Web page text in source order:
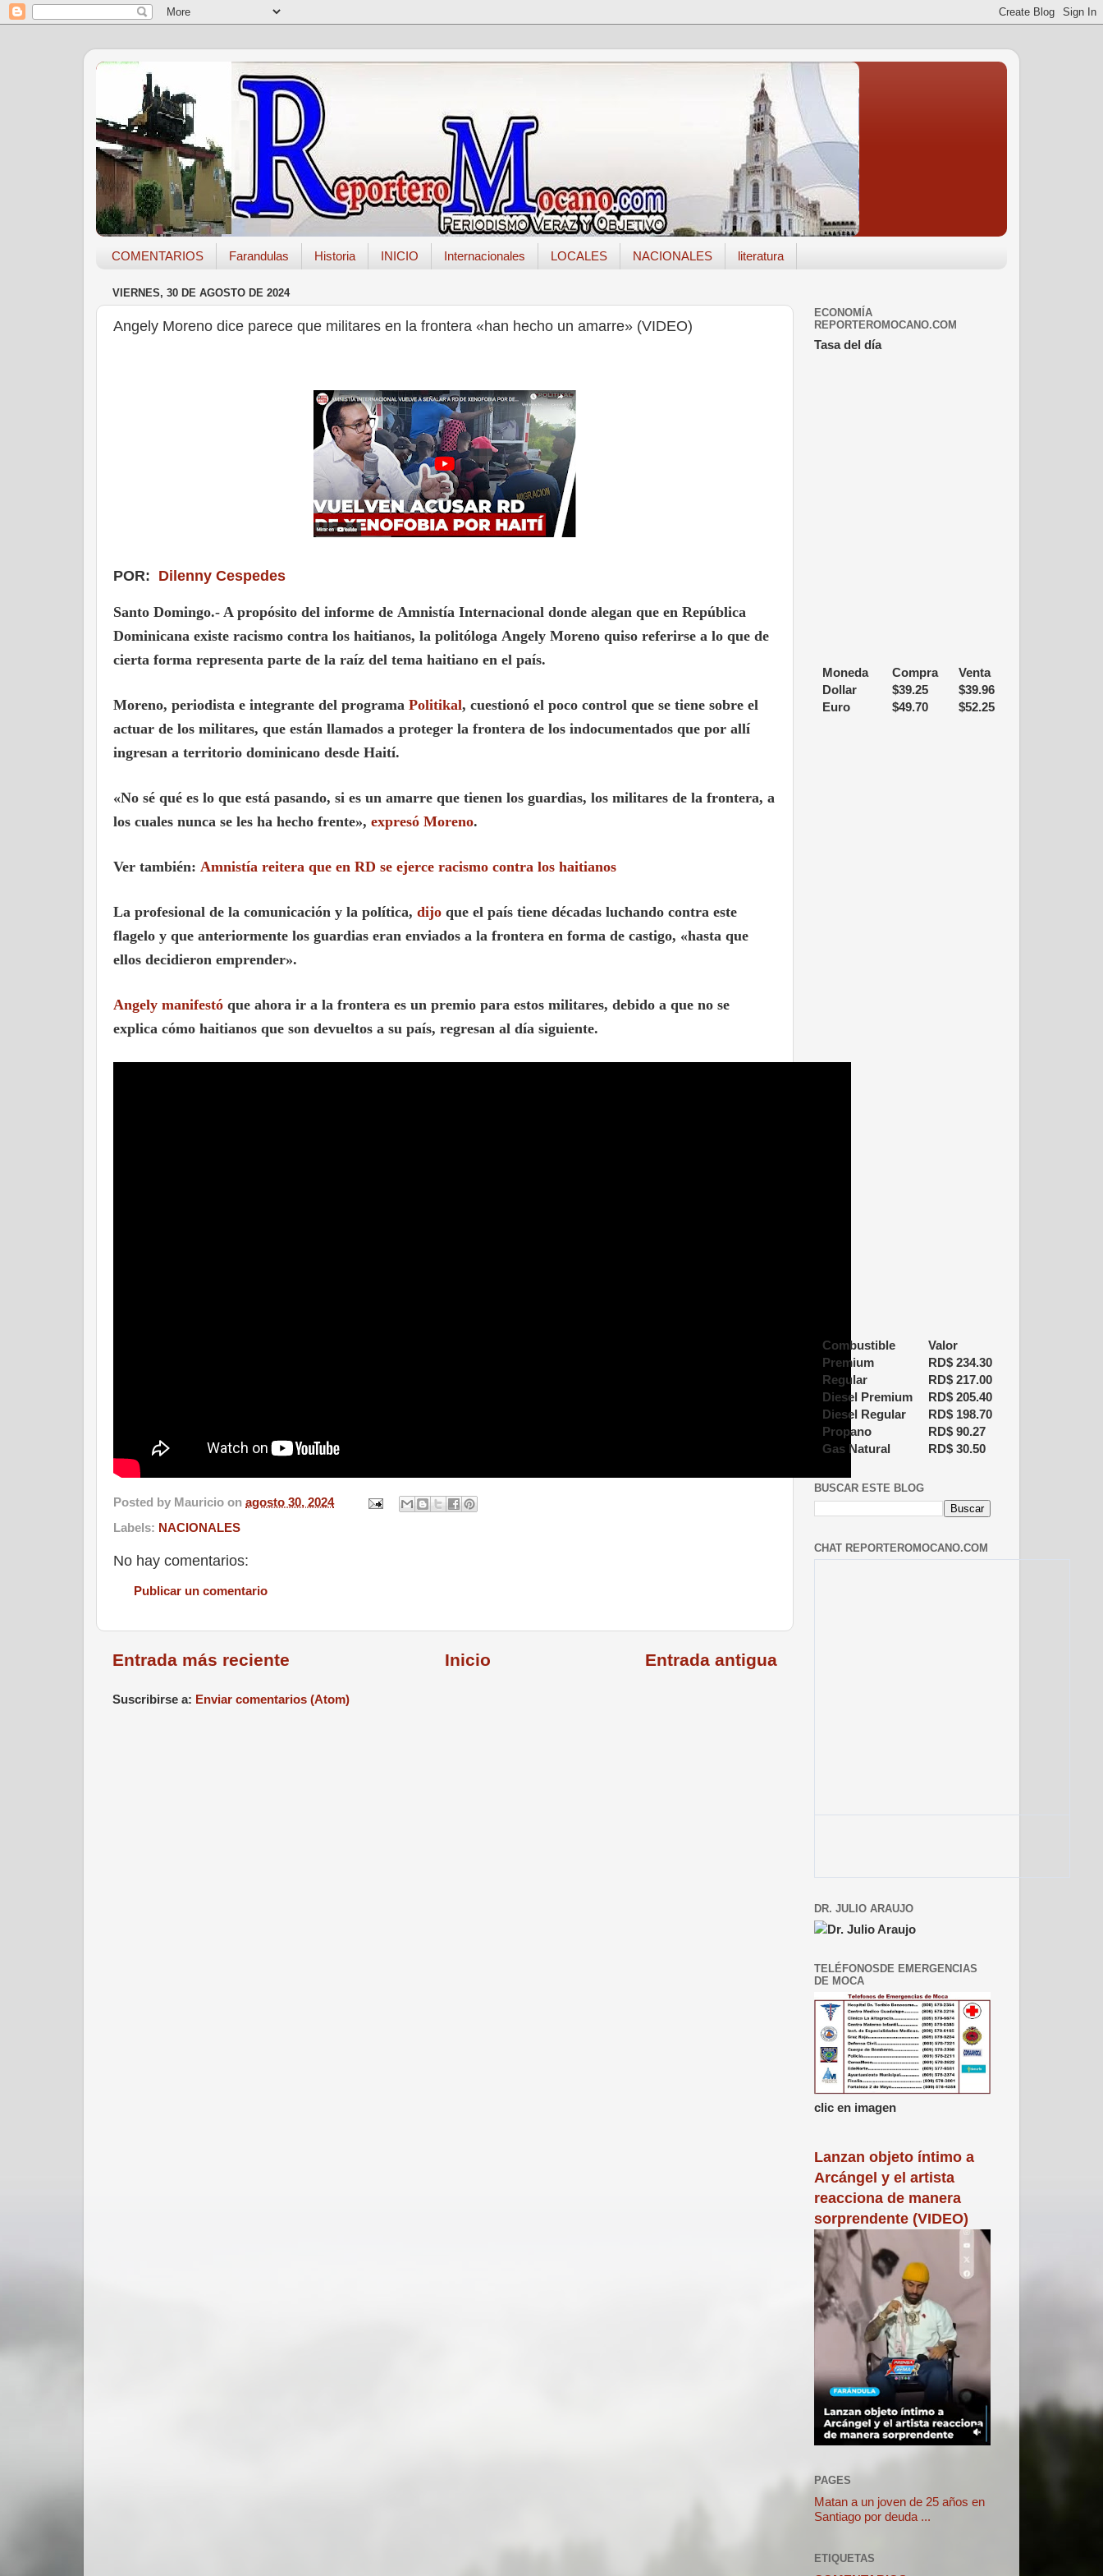
COMENTARIOS Farandulas Historia INICIO Internacionales LOCALES NACIONALES literatura
VIERNES, 30 DE AGOSTO DE 2024
Angely Moreno dice parece que militares en la frontera «han hecho un amarre» (VIDEO)
POR: Dilenny Cespedes
Santo Domingo.- A propósito del informe de Amnistía Internacional donde alegan que en República
Dominicana existe racismo contra los haitianos, la politóloga Angely Moreno quiso referirse a lo que de
cierta forma representa parte de la raíz del tema haitiano en el país.
Moreno, periodista e integrante del programa Politikal, cuestionó el poco control que se tiene sobre el
actuar de los militares, que están llamados a proteger la frontera de los indocumentados que por allí
ingresan a territorio dominicano desde Haití.
«No sé qué es lo que está pasando, si es un amarre que tienen los guardias, los militares de la frontera, a
los cuales nunca se les ha hecho frente», expresó Moreno.
Ver también: Amnistía reitera que en RD se ejerce racismo contra los haitianos
La profesional de la comunicación y la política, dijo que el país tiene décadas luchando contra este
flagelo y que anteriormente los guardias eran enviados a la frontera en forma de castigo, «hasta que
ellos decidieron emprender».
Angely manifestó que ahora ir a la frontera es un premio para estos militares, debido a que no se
explica cómo haitianos que son devueltos a su país, regresan al día siguiente.
Posted by Mauricio on agosto 30, 2024
Labels: NACIONALES
No hay comentarios:
Publicar un comentario
Entrada más reciente Entrada antigua
Inicio
Suscribirse a: Enviar comentarios (Atom)
ECONOMÍA
REPORTEROMOCANO.COM
Tasa del día
Moneda Compra
Venta
Dollar
$39.25 $39.96
Euro
$49.70 $52.25
Combustible
Valor
Premium
RD$ 234.30
Regular
RD$ 217.00
Diesel Premium
RD$ 205.40
Diesel Regular
RD$ 198.70
Propano
RD$ 90.27
Gas Natural
RD$ 30.50
BUSCAR ESTE BLOG
CHAT REPORTEROMOCANO.COM
DR. JULIO ARAUJO
TELÉFONOSDE EMERGENCIAS
DE MOCA
clic en imagen
Lanzan objeto íntimo a
Arcángel y el artista
reacciona de manera
sorprendente (VIDEO)
PAGES
Matan a un joven de 25 años en
Santiago por deuda ...
ETIQUETAS